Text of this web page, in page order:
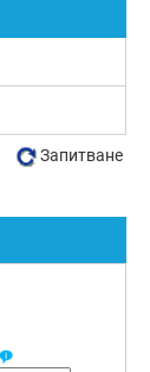
Запитване